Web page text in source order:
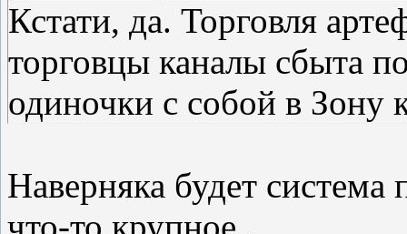
Кстати, да. Торговля
торговцы каналы сбыта
одиночки с собой в Зону
Наверняка будет